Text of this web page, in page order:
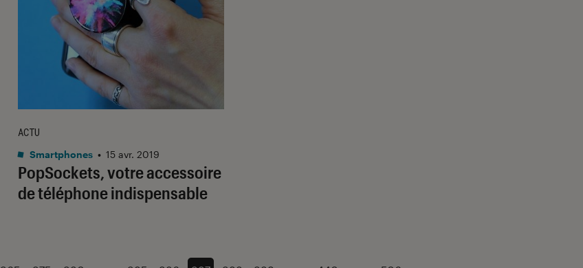
PopSockets, votre accessoire
de téléphone indispensable
ACTU
Smartphones • 15 avr. 2019